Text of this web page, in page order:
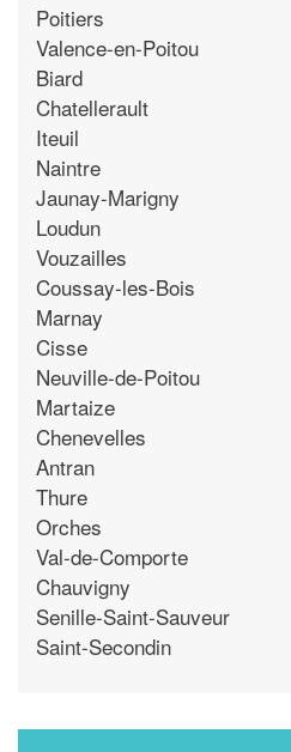
Poitiers
Valence-en-Poitou
Biard
Chatellerault
Iteuil
Naintre
Jaunay-Marigny
Loudun
Vouzailles
Coussay-les-Bois
Marnay
Cisse
Neuville-de-Poitou
Martaize
Chenevelles
Antran
Thure
Orches
Val-de-Comporte
Chauvigny
Senille-Saint-Sauveur
Saint-Secondin